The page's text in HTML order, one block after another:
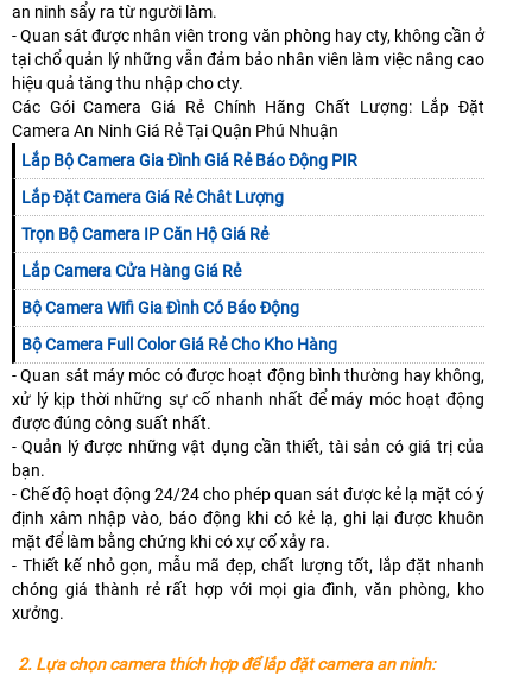
an ninh sẩy ra từ người làm.
- Quan sát được nhân viên trong văn phòng hay cty, không cần ở
tại chổ quản lý những vẫn đảm bảo nhân viên làm việc nâng cao
hiệu quả tăng thu nhập cho cty.
Các Gói Camera Giá Rẻ Chính Hãng Chất Lượng: Lắp Đặt
Camera An Ninh Giá Rẻ Tại Quận Phú Nhuận
Lắp Bộ Camera Gia Đình Giá Rẻ Báo Động PIR
Lắp Đặt Camera Giá Rẻ Chât Lượng
Trọn Bộ Camera IP Căn Hộ Giá Rẻ
Lắp Camera Cửa Hàng Giá Rẻ
Bộ Camera Wifi Gia Đình Có Báo Động
Bộ Camera Full Color Giá Rẻ Cho Kho Hàng
- Quan sát máy móc có được hoạt động bình thường hay không,
xử lý kịp thời những sự cố nhanh nhất để máy móc hoạt động
được đúng công suất nhất.
- Quản lý được những vật dụng cần thiết, tài sản có giá trị của
bạn.
- Chế độ hoạt động 24/24 cho phép quan sát được kẻ lạ mặt có ý
định xâm nhập vào, báo động khi có kẻ lạ, ghi lại được khuôn
mặt để làm bằng chứng khi có xự cố xảy ra.
- Thiết kế nhỏ gọn, mẫu mã đẹp, chất lượng tốt, lắp đặt nhanh
chóng giá thành rẻ rất hợp với mọi gia đình, văn phòng, kho
xưởng.
2. Lựa chọn camera thích hợp để lắp đặt camera an ninh: